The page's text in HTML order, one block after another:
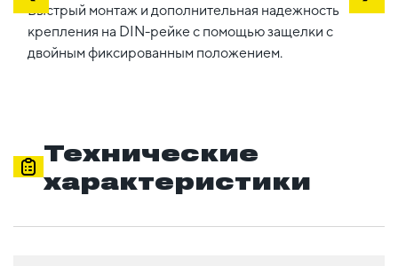
Быстрый монтаж и дополнительная надежность
крепления на DIN-рейке с помощью защелки с
двойным фиксированным положением.
Технические
характеристики